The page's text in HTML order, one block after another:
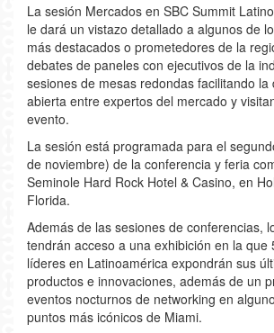
La sesión Mercados en SBC Summit
le dará un vistazo detallado a algunos de
más destacados o prometedores de la
debates de paneles con ejecutivos de la
sesiones de mesas redondas facilitando la
abierta entre expertos del mercado y
evento.
La sesión está programada para el
de noviembre) de la conferencia y feria
Seminole Hard Rock Hotel & Casino, en
Florida.
Además de las sesiones de conferencias,
tendrán acceso a una exhibición en la que
líderes en Latinoamérica expondrán sus
productos e innovaciones, además de un
eventos nocturnos de networking en
puntos más icónicos de Miami.